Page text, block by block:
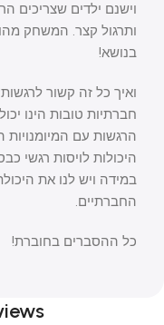
וישנם ילדים שצריכים
ותרגול קצר. המשחק
בנושא!
ואיך כל זה קשור
חברתיות טובות הינו
הרגשות עם
היכולות לויסות רגשי
במידה ויש לנו את
החברתיים.
כל ההסברים בחוברת!